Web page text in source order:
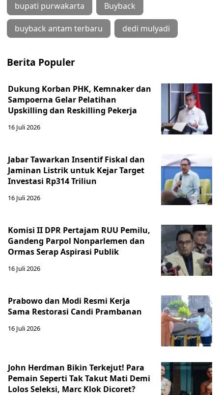
bupati purwakarta Buyback
buyback antam terbaru dedi mulyadi
Berita Populer
Dukung Korban PHK, Kemnaker dan
Sampoerna Gelar Pelatihan
Upskilling dan Reskilling Pekerja
16 Juli 2026
Jabar Tawarkan Insentif Fiskal dan
Jaminan Listrik untuk Kejar Target
Investasi Rp314 Triliun
16 Juli 2026
Komisi II DPR Pertajam RUU Pemilu,
Gandeng Parpol Nonparlemen dan
Ormas Serap Aspirasi Publik
16 Juli 2026
Prabowo dan Modi Resmi Kerja
Sama Restorasi Candi Prambanan
16 Juli 2026
John Herdman Bikin Terkejut! Para
Pemain Seperti Tak Takut Mati Demi
Lolos Seleksi, Marc Klok Dicoret?